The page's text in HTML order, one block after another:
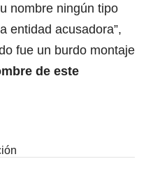
nombre ningún tipo
entidad acusadora”,
fue un burdo montaje
de este